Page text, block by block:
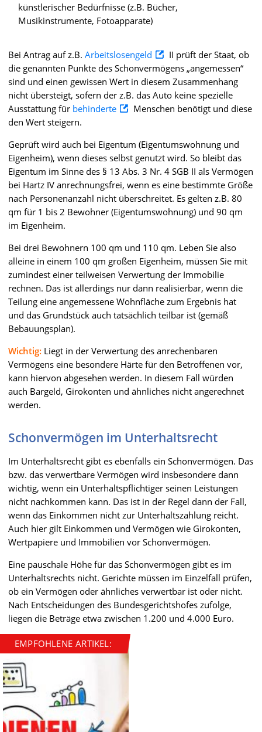
künstlerischer Bedürfnisse (z.B. Bücher,
Musikinstrumente, Fotoapparate)
Bei Antrag auf z.B. Arbeitslosengeld
II prüft der Staat, ob
die genannten Punkte des Schonvermögens „angemessen“
sind und einen gewissen Wert in diesem Zusammenhang
nicht übersteigt, sofern der z.B. das Auto keine spezielle
Ausstattung für behinderte
Menschen benötigt und diese
den Wert steigern.
Geprüft wird auch bei Eigentum (Eigentumswohnung und
Eigenheim), wenn dieses selbst genutzt wird. So bleibt das
Eigentum im Sinne des § 13 Abs. 3 Nr. 4 SGB II als Vermögen
bei Hartz IV anrechnungsfrei, wenn es eine bestimmte Größe
nach Personenanzahl nicht überschreitet. Es gelten z.B. 80
qm für 1 bis 2 Bewohner (Eigentumswohnung) und 90 qm
im Eigenheim.
Bei drei Bewohnern 100 qm und 110 qm. Leben Sie also
alleine in einem 100 qm großen Eigenheim, müssen Sie mit
zumindest einer teilweisen Verwertung der Immobilie
rechnen. Das ist allerdings nur dann realisierbar, wenn die
Teilung eine angemessene Wohnfläche zum Ergebnis hat
und das Grundstück auch tatsächlich teilbar ist (gemäß
Bebauungsplan).
Wichtig: Liegt in der Verwertung des anrechenbaren
Vermögens eine besondere Härte für den Betroffenen vor,
kann hiervon abgesehen werden. In diesem Fall würden
auch Bargeld, Girokonten und ähnliches nicht angerechnet
werden.
Schonvermögen im Unterhaltsrecht
Im Unterhaltsrecht gibt es ebenfalls ein Schonvermögen. Das
bzw. das verwertbare Vermögen wird insbesondere dann
wichtig, wenn ein Unterhaltspflichtiger seinen Leistungen
nicht nachkommen kann. Das ist in der Regel dann der Fall,
wenn das Einkommen nicht zur Unterhaltszahlung reicht.
Auch hier gilt Einkommen und Vermögen wie Girokonten,
Wertpapiere und Immobilien vor Schonvermögen.
Eine pauschale Höhe für das Schonvermögen gibt es im
Unterhaltsrechts nicht. Gerichte müssen im Einzelfall prüfen,
ob ein Vermögen oder ähnliches verwertbar ist oder nicht.
Nach Entscheidungen des Bundesgerichtshofes zufolge,
liegen die Beträge etwa zwischen 1.200 und 4.000 Euro.
EMPFOHLENE ARTIKEL: